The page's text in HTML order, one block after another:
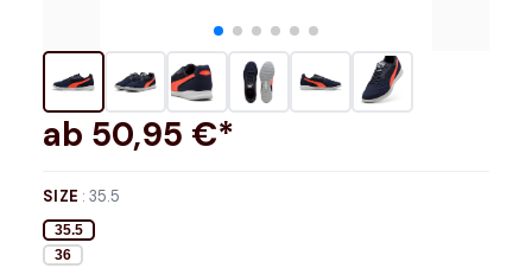
ab 50,95 €*
SIZE :35.5
35.5
36